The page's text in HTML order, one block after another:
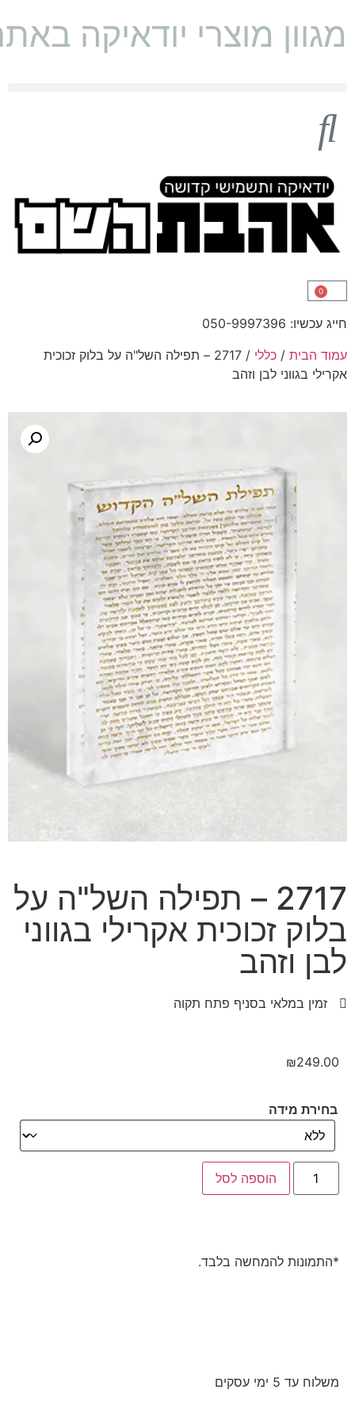
מגוון מוצרי יודאיקה
0
חייג עכשיו: 050-9997396
עמוד הבית / כללי
/ 2717 – תפילה השל"ה על בלוק זכוכית
אקרילי בגווני לבן וזהב
2717 – תפילה השל"ה על
בלוק זכוכית אקרילי בגווני
לבן וזהב
זמין במלאי בסניף פתח תקוה
₪249.00
בחירת מידה
הוספה לסל
*התמונות להמחשה בלבד.
משלוח עד 5 ימי עסקים